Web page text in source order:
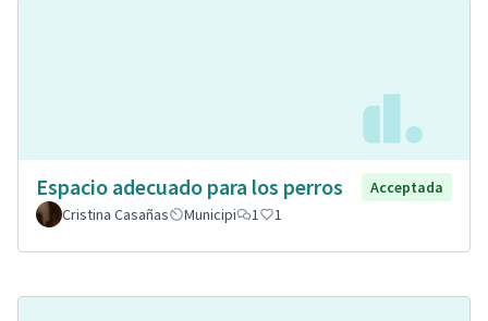
Espacio adecuado para los perros
Acceptada
Cristina Casañas
Municipi 1 1